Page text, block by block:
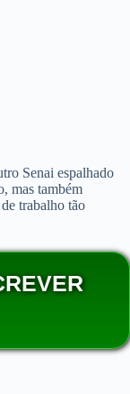
Senai espalhado
mas também
trabalho tão